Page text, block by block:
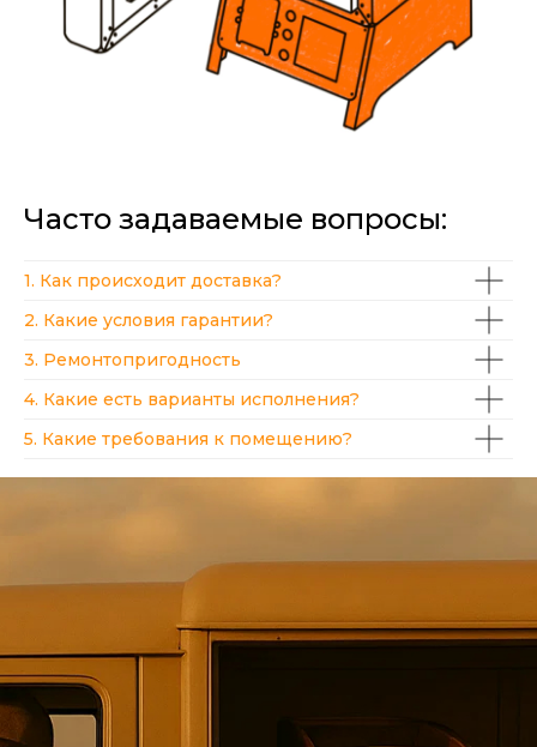
Часто задаваемые вопросы:
1. Как происходит доставка?
2. Какие условия гарантии?
3. Ремонтопригодность
4. Какие есть варианты исполнения?
5. Какие требования к помещению?